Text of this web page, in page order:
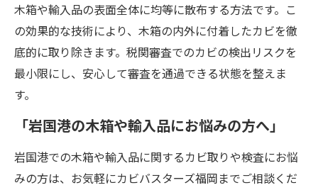
木箱や輸入品の表面全体に均等に散布する方法です。こ
の効果的な技術により、木箱の内外に付着したカビを徹
底的に取り除きます。税関審査でのカビの検出リスクを
最小限にし、安心して審査を通過できる状態を整えま
す。
「岩国港の木箱や輸入品にお悩みの方へ」
岩国港での木箱や輸入品に関するカビ取りや検査にお悩
みの方は、お気軽にカビバスターズ福岡までご相談くだ